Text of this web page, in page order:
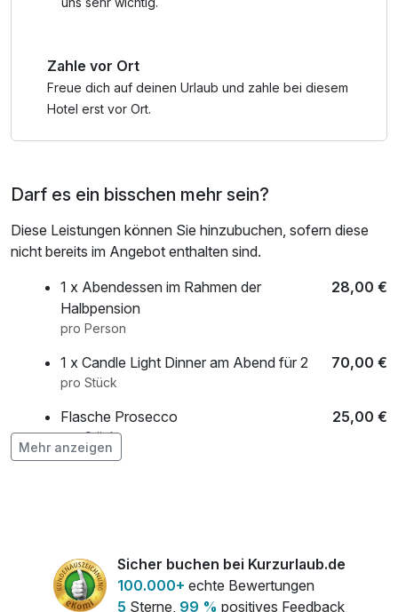
Zahle vor Ort
Freue dich auf deinen Urlaub und zahle bei diesem
Hotel erst vor Ort.
Darf es ein bisschen mehr sein?
Diese Leistungen können Sie hinzubuchen, sofern diese
nicht bereits im Angebot enthalten sind.
1 x Abendessen im Rahmen der
Halbpension
28,00 €
pro Person
1 x Candle Light Dinner am Abend für 2 70,00 €
pro Stück
Flasche Prosecco 25,00 €
pro Stück
Mehr anzeigen
Sicher buchen bei Kurzurlaub.de
100.000+ echte Bewertungen
5 Sterne, 99 % positives Feedback